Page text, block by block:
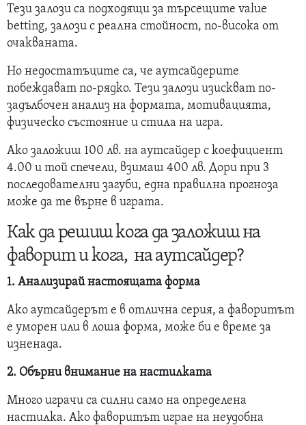
Тези залози са подходящи за търсещите value
betting, залози с реална стойност, по-висока от
очакваната.
Но недостатъците са, че аутсайдерите
побеждават по-рядко. Тези залози изискват по-
задълбочен анализ на формата, мотивацията,
физическо състояние и стила на игра.
Ако заложиш 100 лв. на аутсайдер с коефициент
4.00 и той спечели, взимаш 400 лв. Дори при 3
последователни загуби, една правилна прогноза
може да те върне в играта.
Как да решиш кога да заложиш на
фаворит и кога, на аутсайдер?
1. Анализирай настоящата форма
Ако аутсайдерът е в отлична серия, а фаворитът
е уморен или в лоша форма, може би е време за
изненада.
2. Обърни внимание на настилката
Много играчи са силни само на определена
настилка. Ако фаворитът играе на неудобна